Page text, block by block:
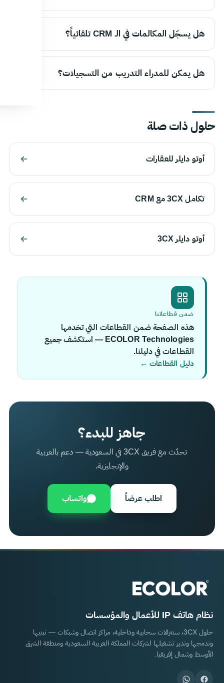
هل يسجّل المكالمات في الـ CRM تلقائياً؟
هل يمكن للمدراء التدريب من التسجيلات؟
حلول ذات صلة
أوتو دايلر للعقارات
تكامل 3CX مع CRM
أوتو دايلر 3CX
ضمن قطاعاتنا
هذه الصفحة ضمن القطاعات التي تخدمها
ECOLOR Technologies — استكشف جميع
القطاعات في دليلنا.
دليل القطاعات ←
جاهز للبدء؟
تحدّث مع فريق 3CX في السعودية — دعم بالعربية
والإنجليزية.
اطلب عرضاً واتساب
نظام هاتف IP للأعمال والمؤسسات
حلول 3CX، سنترالات سحابية وداخلية، مراكز اتصال وشبكات — نبنيها
وندمجها وندير تشغيلها لشركات المملكة العربية السعودية ومنطقة الشرق
الأوسط وشمال إفريقيا.